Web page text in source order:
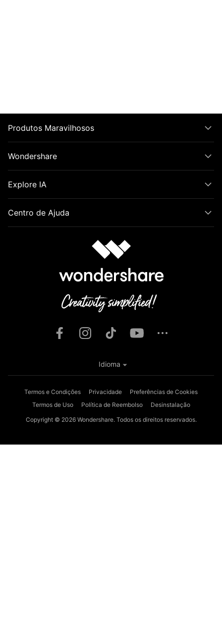
Produtos Maravilhosos
Wondershare
Explore IA
Centro de Ajuda
Termos e Condições Privacidade
Preferências de Cookies
Termos de Uso
Política de Reembolso
Desinstalação
Copyright © 2026 Wondershare. Todos os direitos reservados.
Idioma